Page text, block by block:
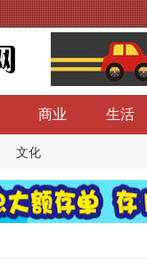
商业 生活
文化